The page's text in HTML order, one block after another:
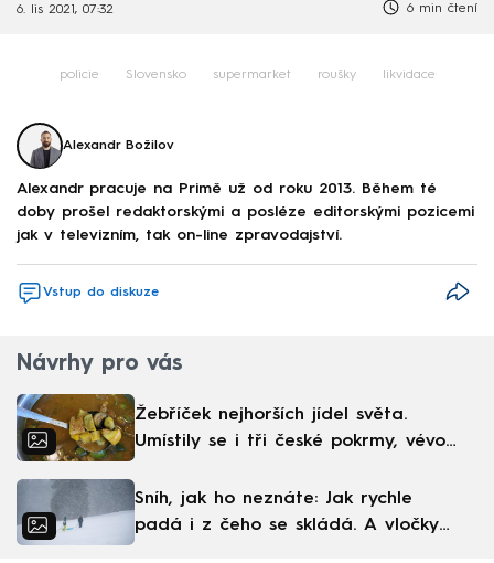
6. lis 2021, 07:32 6 min čtení
policie Slovensko supermarket roušky likvidace
Alexandr Božilov
Alexandr pracuje na Primě už od roku 2013. Během té
doby prošel redaktorskými a posléze editorskými pozicemi
jak v televizním, tak on-line zpravodajství.
Vstup do diskuze
Návrhy pro vás
Žebříček nejhorších jídel světa.
Umístily se i tři české pokrmy, vévodí
Sníh, jak ho neznáte: Jak rychle
padá i z čeho se skládá. A vločky